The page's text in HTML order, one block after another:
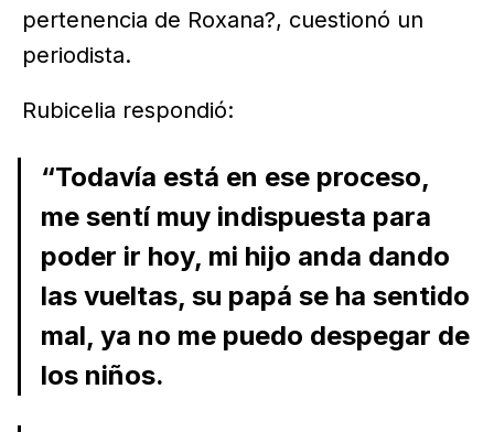
pertenencia de Roxana?, cuestionó un
periodista.
Rubicelia respondió:
“Todavía está en ese proceso,
me sentí muy indispuesta para
poder ir hoy, mi hijo anda dando
las vueltas, su papá se ha sentido
mal, ya no me puedo despegar de
los niños.